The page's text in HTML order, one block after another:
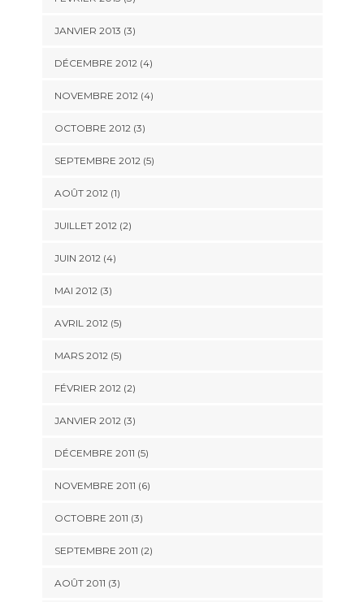
JANVIER 2013 (3)
DÉCEMBRE 2012(4)
NOVEMBRE 2012(4)
OCTOBRE 2012(3)
SEPTEMBRE 2012(5)
AOÛT 2012(1)
JUILLET 2012(2)
JUIN 2012(4)
MAI 2012(3)
AVRIL 2012(5)
MARS 2012(5)
FÉVRIER 2012(2)
JANVIER 2012(3)
DÉCEMBRE 2011 (5)
NOVEMBRE 2011 (6)
OCTOBRE 2011 (3)
SEPTEMBRE 2011 (2)
AOÛT 2011 (3)